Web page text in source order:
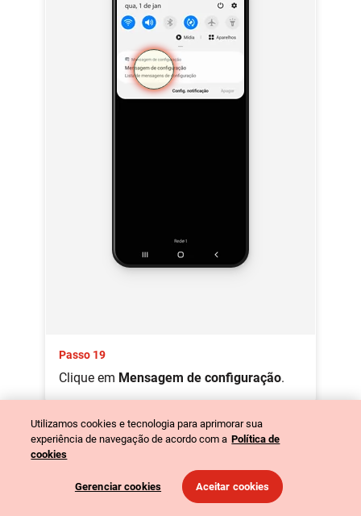
Passo 19
Clique em Mensagem de configuração.
Utilizamos cookies e tecnologia para aprimorar sua
experiência de navegação de acordo com a Política de
cookies
Gerenciar cookies Aceitar cookies